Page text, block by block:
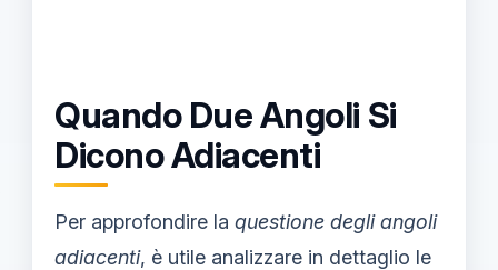
Quando Due Angoli Si
Dicono Adiacenti
Per approfondire la questione degli angoli
adiacenti, è utile analizzare in dettaglio le